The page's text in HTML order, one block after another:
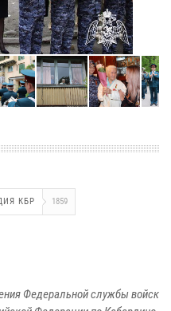
КБР 1859
Федеральной службы войск